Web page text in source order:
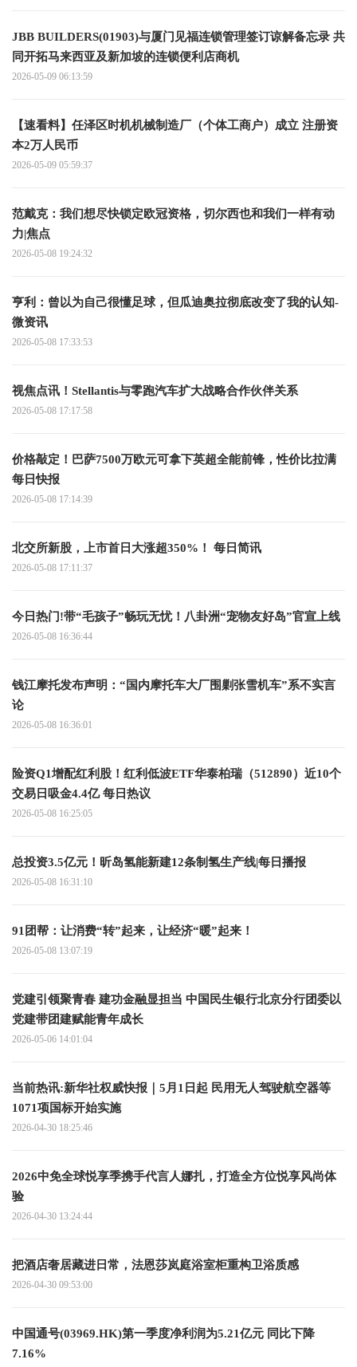
JBB BUILDERS(01903)与厦门见福连锁管理签订谅解备忘录 共
同开拓马来西亚及新加坡的连锁便利店商机
2026-05-09 06:13:59
【速看料】任泽区时机机械制造厂（个体工商户）成立 注册资
本2万人民币
2026-05-09 05:59:37
范戴克：我们想尽快锁定欧冠资格，切尔西也和我们一样有动
力|焦点
2026-05-08 19:24:32
亨利：曾以为自己很懂足球，但瓜迪奥拉彻底改变了我的认知-
微资讯
2026-05-08 17:33:53
视焦点讯！Stellantis与零跑汽车扩大战略合作伙伴关系
2026-05-08 17:17:58
价格敲定！巴萨7500万欧元可拿下英超全能前锋，性价比拉满
每日快报
2026-05-08 17:14:39
北交所新股，上市首日大涨超350%！ 每日简讯
2026-05-08 17:11:37
今日热门!带“毛孩子”畅玩无忧！八卦洲“宠物友好岛”官宣上线
2026-05-08 16:36:44
钱江摩托发布声明：“国内摩托车大厂围剿张雪机车”系不实言
论
2026-05-08 16:36:01
险资Q1增配红利股！红利低波ETF华泰柏瑞（512890）近10个
交易日吸金4.4亿 每日热议
2026-05-08 16:25:05
总投资3.5亿元！昕岛氢能新建12条制氢生产线|每日播报
2026-05-08 16:31:10
91团帮：让消费“转”起来，让经济“暖”起来！
2026-05-08 13:07:19
党建引领聚青春 建功金融显担当 中国民生银行北京分行团委以
党建带团建赋能青年成长
2026-05-06 14:01:04
当前热讯:新华社权威快报｜5月1日起 民用无人驾驶航空器等
1071项国标开始实施
2026-04-30 18:25:46
2026中免全球悦享季携手代言人娜扎，打造全方位悦享风尚体
验
2026-04-30 13:24:44
把酒店奢居藏进日常，法恩莎岚庭浴室柜重构卫浴质感
2026-04-30 09:53:00
中国通号(03969.HK)第一季度净利润为5.21亿元 同比下降
7.16%